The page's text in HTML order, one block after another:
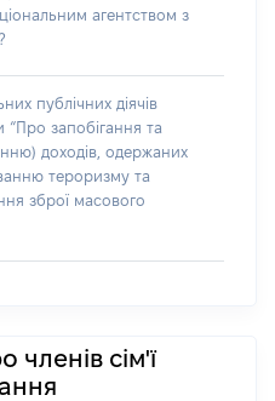
агентством з
публічних діячів
“Про запобігання та
доходів, одержаних
тероризму та
зброї масового
членів сім'ї